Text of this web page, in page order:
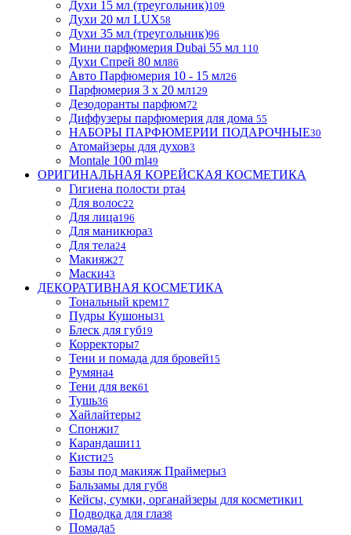
Духи 15 мл (треугольник)109
Духи 20 мл LUX58
Духи 35 мл (треугольник)96
Мини парфюмерия Dubai 55 мл 110
Духи Спрей 80 мл86
Авто Парфюмерия 10 - 15 мл26
Парфюмерия 3 х 20 мл129
Дезодоранты парфюм72
Диффузеры парфюмерия для дома 55
НАБОРЫ ПАРФЮМЕРИИ ПОДАРОЧНЫЕ30
Атомайзеры для духов3
Montale 100 ml49
ОРИГИНАЛЬНАЯ КОРЕЙСКАЯ КОСМЕТИКА
Гигиена полости рта4
Для волос22
Для лица196
Для маникюра3
Для тела24
Макияж27
Маски43
ДЕКОРАТИВНАЯ КОСМЕТИКА
Тональный крем17
Пудры Кушоны31
Блеск для губ19
Корректоры7
Тени и помада для бровей15
Румяна4
Тени для век61
Тушь36
Хайлайтеры2
Спонжи7
Карандаши11
Кисти25
Базы под макияж Праймеры3
Бальзамы для губ8
Кейсы, сумки, органайзеры для косметики1
Подводка для глаз8
Помада5